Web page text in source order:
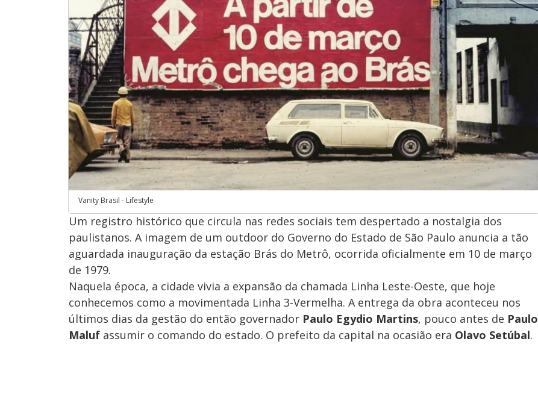
Vanity Brasil - Lifestyle
Um registro histórico que circula nas redes sociais tem despertado a nostalgia dos
paulistanos. A imagem de um outdoor do Governo do Estado de São Paulo anuncia a tão
aguardada inauguração da estação Brás do Metrô, ocorrida oficialmente em 10 de março
de 1979.
​Naquela época, a cidade vivia a expansão da chamada Linha Leste-Oeste, que hoje
conhecemos como a movimentada Linha 3-Vermelha. A entrega da obra aconteceu nos
últimos dias da gestão do então governador Paulo Egydio Martins, pouco antes de Paulo
Maluf assumir o comando do estado. O prefeito da capital na ocasião era Olavo Setúbal.